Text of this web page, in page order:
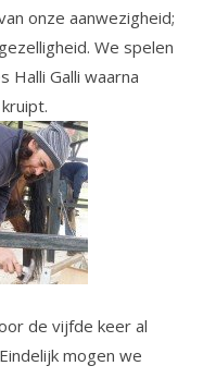
onze aanwezigheid;
We spelen
Halli Galli waarna
de vijfde keer al
mogen we